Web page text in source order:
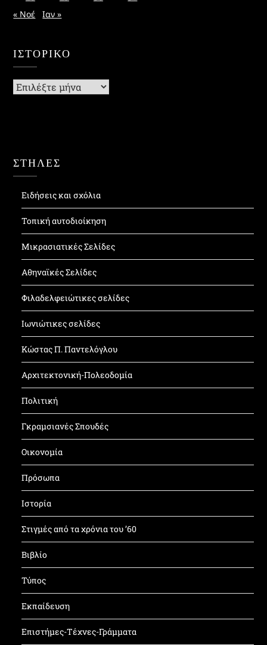
« Νοέ
Ιαν »
ΙΣΤΟΡΙΚΌ
Ιστορικό
ΣΤΗΛΕΣ
Ειδήσεις και σχόλια
Τοπική αυτοδιοίκηση
Μικρασιατικές Σελίδες
Αθηναϊκές Σελίδες
Φιλαδελφειώτικες σελίδες
Ιωνιώτικες σελίδες
Κώστας Π. Παντελόγλου
Αρχιτεκτονική-Πολεοδομία
Πολιτική
Γκραμσιανές Σπουδές
Οικονομία
Πρόσωπα
Ιστορία
Στιγμές από τα χρόνια του ’60
Βιβλίο
Τύπος
Εκπαίδευση
Επιστήμες-Τέχνες-Γράμματα